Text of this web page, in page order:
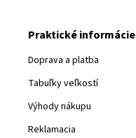
Praktické informácie
Doprava a platba
Tabuľky veľkostí
Výhody nákupu
Reklamacia